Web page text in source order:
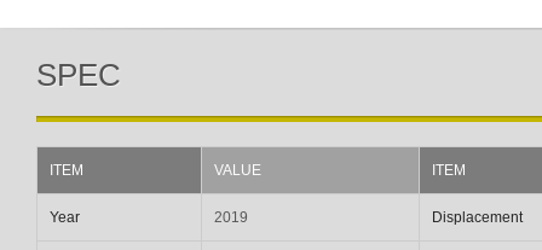
SPEC
ITEM VALUE ITEM
Year 2019 Displacement